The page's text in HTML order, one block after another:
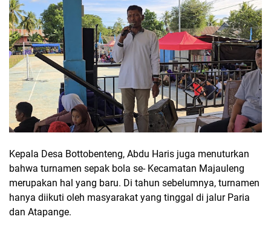
Kepala Desa Bottobenteng, Abdu Haris juga menuturkan
bahwa turnamen sepak bola se- Kecamatan Majauleng
merupakan hal yang baru. Di tahun sebelumnya, turnamen
hanya diikuti oleh masyarakat yang tinggal di jalur Paria
dan Atapange.